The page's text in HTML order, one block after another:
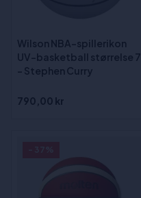
Wilson NBA-spillerikon
UV-basketball størrelse 7
- Stephen Curry
790,00 kr